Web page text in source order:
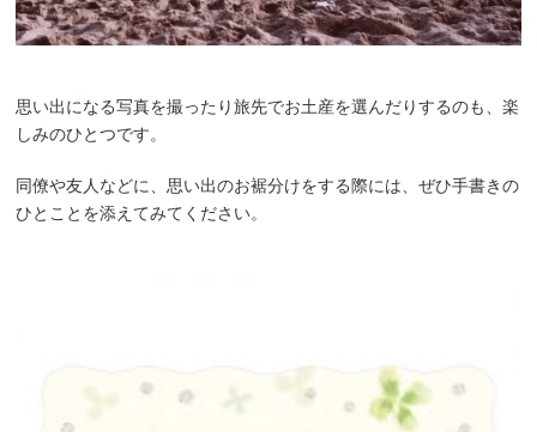
思い出になる写真を撮ったり旅先でお土産を選んだりするのも、楽
しみのひとつです。
同僚や友人などに、思い出のお裾分けをする際には、ぜひ手書きの
ひとことを添えてみてください。